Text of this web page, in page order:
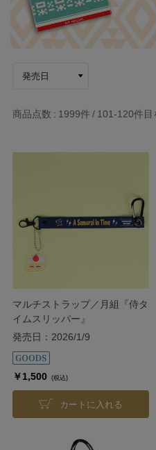
商品点数 1999件 101-120件目
マルチストラップ／月組『侍タ
イムスリッパー』
発売日：2026/1/9
￥1,500 (税込)
カートに入れる